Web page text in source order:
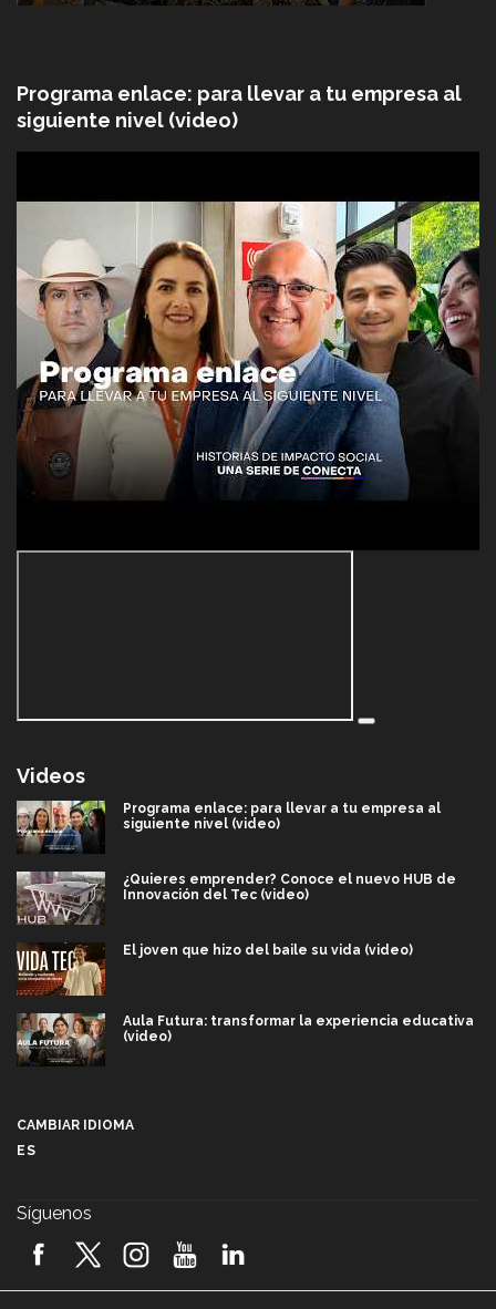
Programa enlace: para llevar a tu empresa al
siguiente nivel (video)
Videos
Programa enlace: para llevar a tu empresa al
siguiente nivel (video)
¿Quieres emprender? Conoce el nuevo HUB de
Innovación del Tec (video)
El joven que hizo del baile su vida (video)
Aula Futura: transformar la experiencia educativa
(video)
2026! (video)
CAMBIAR IDIOMA
ES
Síguenos